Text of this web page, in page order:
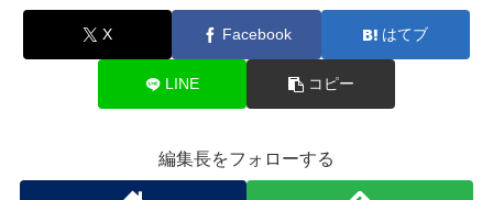
X Facebook はてブ
LINE コピー
編集長をフォローする